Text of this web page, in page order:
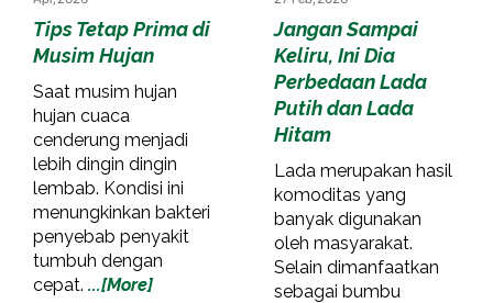
Tips Tetap Prima di
Musim Hujan
Saat musim hujan
hujan cuaca
cenderung menjadi
lebih dingin dingin
lembab. Kondisi ini
menungkinkan bakteri
penyebab penyakit
tumbuh dengan
cepat. ...[More]
Jangan Sampai
Keliru, Ini Dia
Perbedaan Lada
Putih dan Lada
Hitam
Lada merupakan hasil
komoditas yang
banyak digunakan
oleh masyarakat.
Selain dimanfaatkan
sebagai bumbu